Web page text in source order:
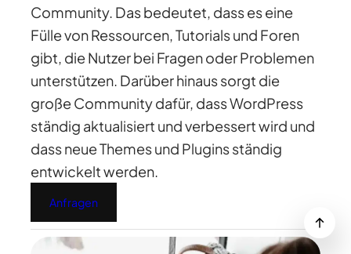
Community. Das bedeutet, dass es eine
Fülle von Ressourcen, Tutorials und Foren
gibt, die Nutzer bei Fragen oder Problemen
unterstützen. Darüber hinaus sorgt die
große Community dafür, dass WordPress
ständig aktualisiert und verbessert wird und
dass neue Themes und Plugins ständig
entwickelt werden.
Anfragen